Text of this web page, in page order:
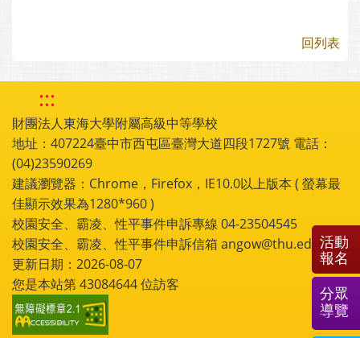
回列表
:::
財團法人東海大學附屬高級中等學校
地址：407224臺中市西屯區臺灣大道四段1727號 電話：
(04)23590269
建議瀏覽器：Chrome，Firefox，IE10.0以上版本 ( 螢幕最
佳顯示效果為1280*960 )
校園安全、霸凌、性平事件申訴專線 04-23504545
校園安全、霸凌、性平事件申訴信箱 angow@thu.edu.tw
更新日期：2026-08-07
您是本站第43084644位訪客
活動
報名
分眾
導覽